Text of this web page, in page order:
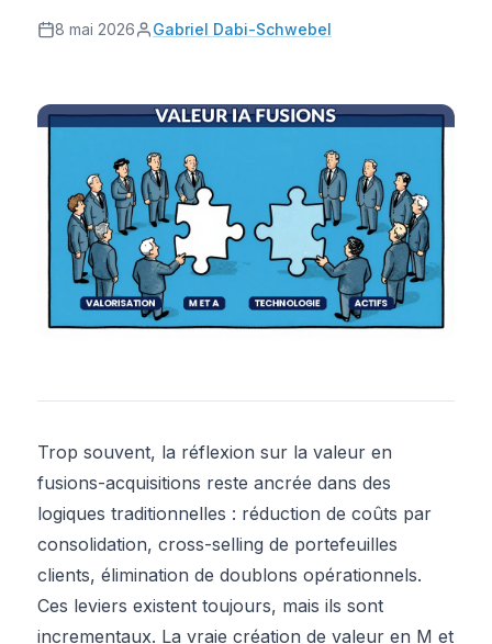
8 mai 2026 Gabriel Dabi-Schwebel
Trop souvent, la réflexion sur la valeur en
fusions-acquisitions reste ancrée dans des
logiques traditionnelles : réduction de coûts par
consolidation, cross-selling de portefeuilles
clients, élimination de doublons opérationnels.
Ces leviers existent toujours, mais ils sont
incrementaux. La vraie création de valeur en M et